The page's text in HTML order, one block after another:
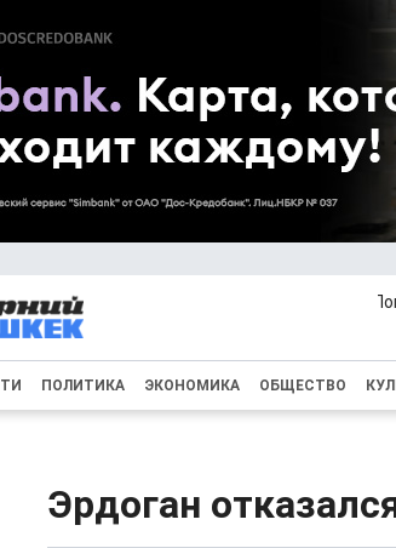
ПОЛИТИКА ЭКОНОМИКА ОБЩЕСТВО
Эрдоган